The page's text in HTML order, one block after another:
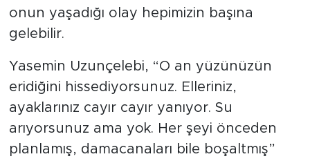
onun yaşadığı olay hepimizin başına
gelebilir.
Yasemin Uzunçelebi, “O an yüzünüzün
eridiğini hissediyorsunuz. Elleriniz,
ayaklarınız cayır cayır yanıyor. Su
arıyorsunuz ama yok. Her şeyi önceden
planlamış, damacanaları bile boşaltmış”